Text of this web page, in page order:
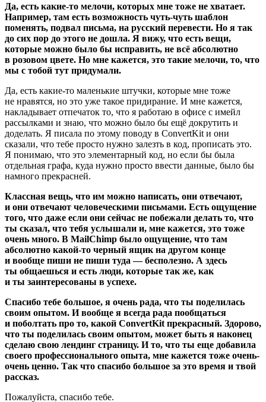
Да, есть какие-то мелочи, которых мне тоже не хватает.
Например, там есть возможность чуть-чуть шаблон
поменять, подвал письма, на русский перевести. Но я так
до сих пор до этого не дошла. Я вижу, что есть вещи,
которые можно было бы исправить, не всё абсолютно
в розовом цвете. Но мне кажется, это такие мелочи, то, что
мы с тобой тут придумали.
Да, есть какие-то маленькие штучки, которые мне тоже
не нравятся, но это уже такое придирание. И мне кажется,
накладывает отпечаток то, что я работаю в офисе с имейл
рассылками и знаю, что можно было бы ещё докрутить и
доделать. Я писала по этому поводу в ConvertKit и они
сказали, что тебе просто нужно залезть в код, прописать это.
Я понимаю, что это элементарный код, но если бы была
отдельная графа, куда нужно просто ввести данные, было бы
намного прекрасней.
Классная вещь, что им можно написать, они отвечают,
и они отвечают человеческими письмами. Есть ощущение
того, что даже если они сейчас не побежали делать то, что
ты сказал, что тебя услышали и, мне кажется, это тоже
очень много. В MailChimp было ощущение, что там
абсолютно какой-то черный ящик на другом конце
и вообще пиши не пиши туда — бесполезно. А здесь
ты общаешься и есть люди, которые так же, как
и ты заинтересованы в успехе.
Спасибо тебе большое, я очень рада, что ты поделилась
своим опытом. И вообще я всегда рада пообщаться
и поболтать про то, какой ConvertKit прекрасный. Здорово,
что ты поделилась своим опытом, может быть я наконец
сделаю свою лендинг страницу. И то, что ты еще добавила
своего профессионального опыта, мне кажется тоже очень-
очень ценно. Так что спасибо большое за это время и твой
рассказ.
Пожалуйста, спасибо тебе.